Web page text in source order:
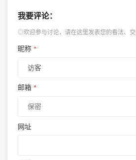
我要评论：
◎欢迎参与讨论，请在这里发表您的看法、交
昵称 *
邮箱 *
网址